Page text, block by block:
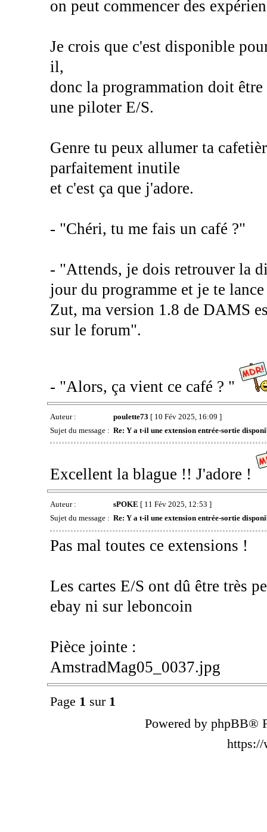
on peut commencer des
Je crois que c'est disponible
il,
donc la programmation doit être
une piloter E/S.
Genre tu peux allumer ta
parfaitement inutile
et c'est ça que j'adore.
- "Chéri, tu me fais un café ?"
- "Attends, je dois retrouver la
jour du programme et je te lance
Zut, ma version 1.8 de DAMS
sur le forum".
- "Alors, ça vient ce café ? "
Auteur : poulette73 [ 10 Fév 2025, 16:09 ]
Sujet du message : Re: Y a t-il une extension entrée-sortie
Excellent la blague !! J'adore !
Auteur : sPOKE [ 11 Fév 2025, 12:53 ]
Sujet du message : Re: Y a t-il une extension entrée-sortie
Pas mal toutes ce extensions !
Les cartes E/S ont dû être très
ebay ni sur leboncoin
Pièce jointe :
AmstradMag05_0037.jpg
Page 1 sur 1
Powered by phpBB®
https://